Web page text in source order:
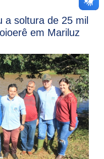
a soltura de 25 mil
em Mariluz